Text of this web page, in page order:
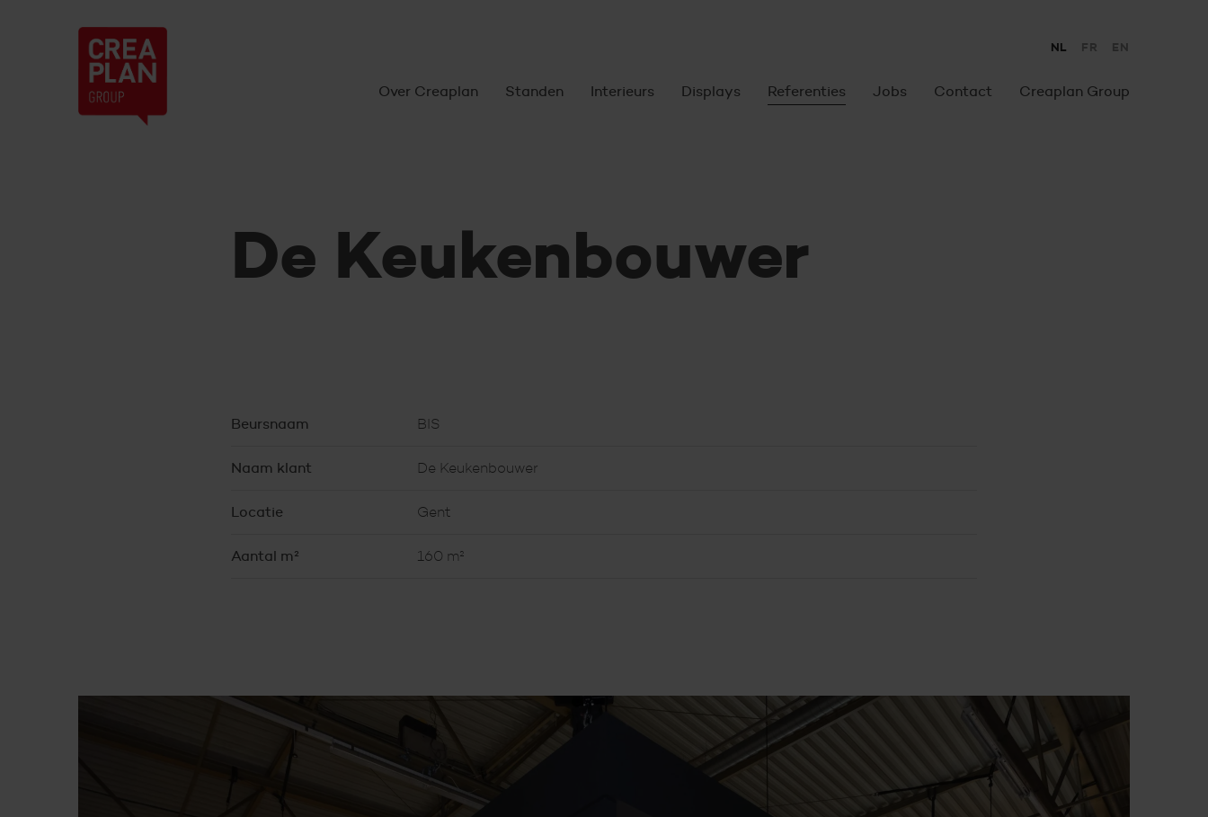
Creaplan
nv Hoofdnavigatie
Over Creaplan Standen Interieurs Displays Referenties Jobs Contact Creaplan Group
NL FR EN
De Keukenbouwer
Beursnaam BIS
Naam klant De Keukenbouwer
Locatie Gent
Aantal m² 160 m²